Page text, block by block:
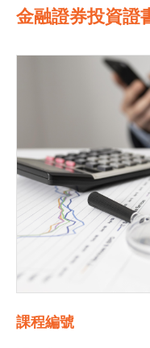
金融證券投資證
課程編號